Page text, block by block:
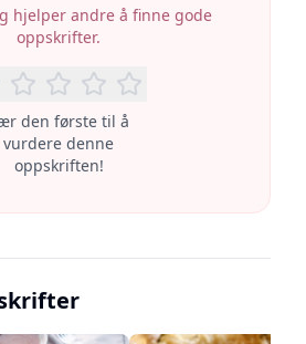
hjelper andre å finne gode
oppskrifter.
den første til å
vurdere denne
oppskriften!